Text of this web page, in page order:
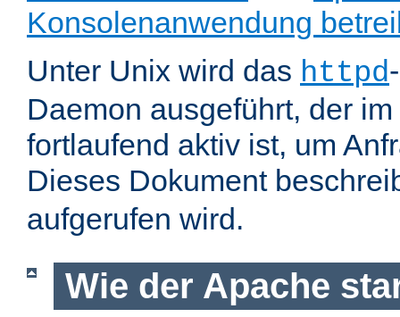
Konsolenanwendung
Unter Unix wird das httpd
Daemon ausgeführt, der
fortlaufend aktiv ist, um
Dieses Dokument
aufgerufen wird.
Wie der Apache